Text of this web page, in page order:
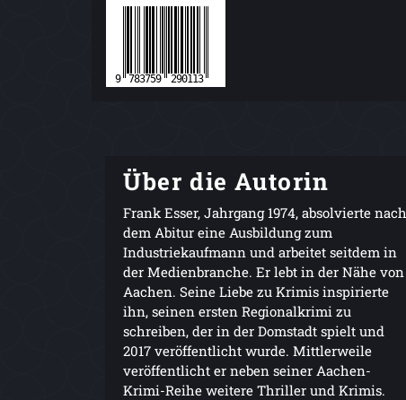
Über die Autorin
Frank Esser, Jahrgang 1974, absolvierte nach
dem Abitur eine Ausbildung zum
Industriekaufmann und arbeitet seitdem in
der Medienbranche. Er lebt in der Nähe von
Aachen. Seine Liebe zu Krimis inspirierte
ihn, seinen ersten Regionalkrimi zu
schreiben, der in der Domstadt spielt und
2017 veröffentlicht wurde. Mittlerweile
veröffentlicht er neben seiner Aachen-
Krimi-Reihe weitere Thriller und Krimis.